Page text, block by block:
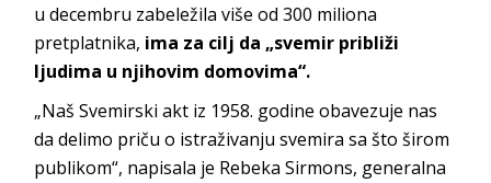
u decembru zabeležila više od 300 miliona
pretplatnika, ima za cilj da „svemir približi
ljudima u njihovim domovima“.
„Naš Svemirski akt iz 1958. godine obavezuje nas
da delimo priču o istraživanju svemira sa što širom
publikom“, napisala je Rebeka Sirmons, generalna